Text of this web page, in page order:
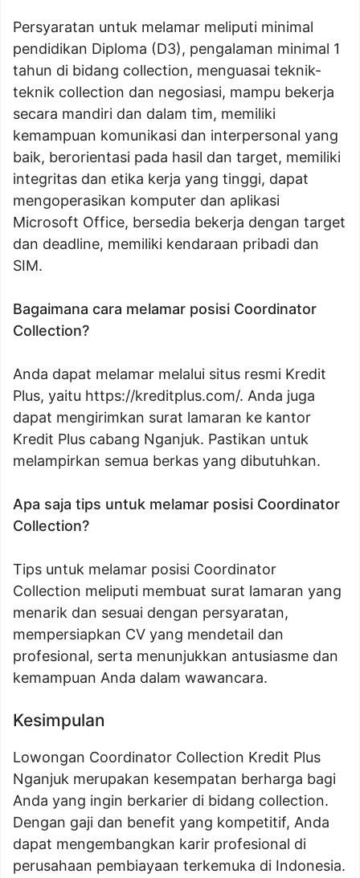
Persyaratan untuk melamar meliputi minimal
pendidikan Diploma (D3), pengalaman minimal 1
tahun di bidang collection, menguasai teknik-
teknik collection dan negosiasi, mampu bekerja
secara mandiri dan dalam tim, memiliki
kemampuan komunikasi dan interpersonal yang
baik, berorientasi pada hasil dan target, memiliki
integritas dan etika kerja yang tinggi, dapat
mengoperasikan komputer dan aplikasi
Microsoft Office, bersedia bekerja dengan target
dan deadline, memiliki kendaraan pribadi dan
SIM.
Bagaimana cara melamar posisi Coordinator
Collection?
Anda dapat melamar melalui situs resmi Kredit
Plus, yaitu https://kreditplus.com/. Anda juga
dapat mengirimkan surat lamaran ke kantor
Kredit Plus cabang Nganjuk. Pastikan untuk
melampirkan semua berkas yang dibutuhkan.
Apa saja tips untuk melamar posisi Coordinator
Collection?
Tips untuk melamar posisi Coordinator
Collection meliputi membuat surat lamaran yang
menarik dan sesuai dengan persyaratan,
mempersiapkan CV yang mendetail dan
profesional, serta menunjukkan antusiasme dan
kemampuan Anda dalam wawancara.
Kesimpulan
Lowongan Coordinator Collection Kredit Plus
Nganjuk merupakan kesempatan berharga bagi
Anda yang ingin berkarier di bidang collection.
Dengan gaji dan benefit yang kompetitif, Anda
dapat mengembangkan karir profesional di
perusahaan pembiayaan terkemuka di Indonesia.